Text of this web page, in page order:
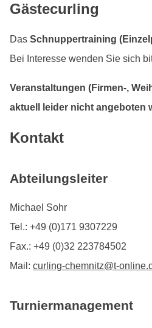
Gästecurling
Das Schnuppertraining
Bei Interesse wenden Sie sich
Veranstaltungen (Firmen-,
aktuell leider nicht angeboten
Kontakt
Abteilungsleiter
Michael Sohr
Tel.: +49 (0)171 9307229
Fax.: +49 (0)32 223784502
Mail: curling-chemnitz@t-
Turniermanagement